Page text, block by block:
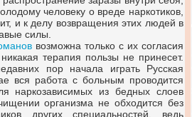
человеку о вреде наркотиков,
и к делу возвращения этих людей в
силы.
возможна только с их согласия
терапия пользы не принесет.
пор начала играть Русская
вся работа с больным проводится
наркозависимых из бедных слоев
организма не обходится без
других специальностей, ведь